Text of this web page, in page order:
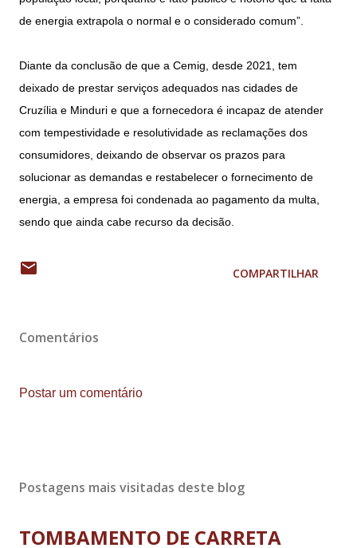
de energia extrapola o normal e o considerado comum”.
Diante da conclusão de que a Cemig, desde 2021, tem
deixado de prestar serviços adequados nas cidades de
Cruzília e Minduri e que a fornecedora é incapaz de atender
com tempestividade e resolutividade as reclamações dos
consumidores, deixando de observar os prazos para
solucionar as demandas e restabelecer o fornecimento de
energia, a empresa foi condenada ao pagamento da multa,
sendo que ainda cabe recurso da decisão.
COMPARTILHAR
Comentários
Postar um comentário
Postagens mais visitadas deste blog
TOMBAMENTO DE CARRETA